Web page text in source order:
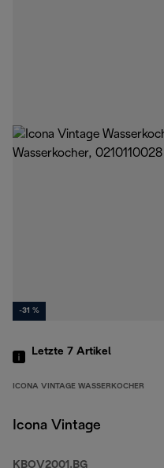
-31 %
Letzte 7 Artikel
ICONA VINTAGE WASSERKOCHER
Icona Vintage
KBOV2001.BG